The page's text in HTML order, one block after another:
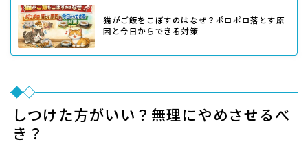
猫がご飯をこぼすのはなぜ？ポロポロ落とす原
因と今日からできる対策
しつけた方がいい？無理にやめさせるべ
き？